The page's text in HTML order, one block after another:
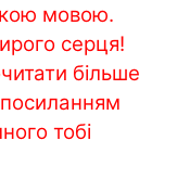
мовою.
серця!
більше
тобі